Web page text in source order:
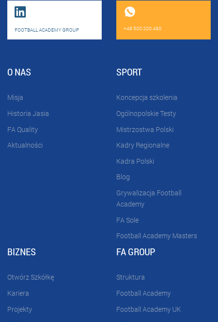
FOOTBALL ACADEMY GROUP +48 500 200 490
O NAS
Misja
Historia Jasia
FA Quality
Aktualności
SPORT
Koncepcja szkolenia
Ogólnopolskie Testy
Mistrzostwa Polski
Kadry Regionalne
Kadra Polski
Blog
Grywalizacja Football
Academy
FA Sole
Football Academy Masters
BIZNES
Otwórz Szkółkę
Kariera
Projekty
FA GROUP
Struktura
Football Academy
Football Academy UK